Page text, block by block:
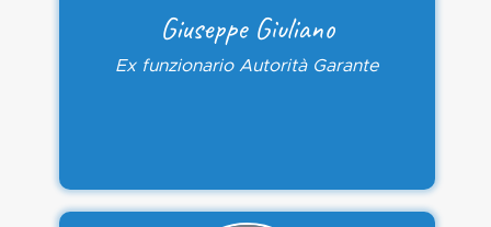
Giuseppe Giuliano
Ex funzionario Autorità Garante